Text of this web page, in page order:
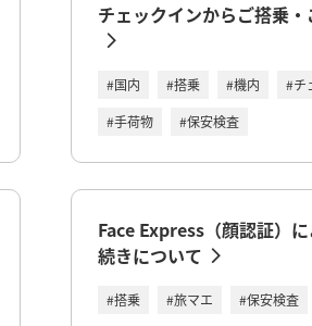
チェックインからご搭乗
#国内 #搭乗 #機内
#チ
#手荷物
#保安検査
Face Express（顔認証）
続きについて
#搭乗 #旅マエ #保安検査